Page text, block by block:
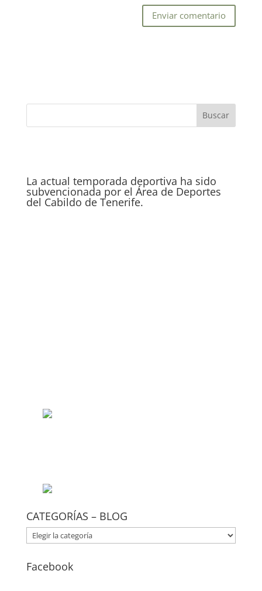
La actual temporada deportiva ha sido
subvencionada por el Área de Deportes
del Cabildo de Tenerife.
CATEGORÍAS – BLOG
CATEGORÍAS
–
Facebook